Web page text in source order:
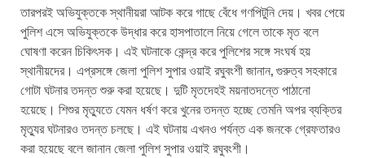
তারপরই অভিযুক্তকে স্থানীয়রা আটক করে গাছে বেঁধে গণপিটুনি দেয়। খবর পেয়ে
পুলিশ এসে অভিযুক্তকে উদ্ধার করে হাসপাতালে নিয়ে গেলে তাকে মৃত বলে
ঘোষণা করেন চিকিৎসক। এই ঘটনাকে কেন্দ্র করে পুলিশের সঙ্গে সংঘর্ষ হয়
স্থানীয়দের। এপ্রসঙ্গে জেলা পুলিশ সুপার ওয়াই রঘুবংশী জানান, গুরুত্ব সহকারে
গোটা ঘটনার তদন্ত শুরু করা হয়েছে। দুটি মৃতদেহই ময়নাতদন্তে পাঠানো
হয়েছে। শিশুর মৃত্যুতে যেমন ধর্ষণ করে খুনের তদন্ত হচ্ছে তেমনি অপর ব্যক্তির
মৃত্যুর ঘটনারও তদন্ত চলছে। এই ঘটনায় এখনও পর্যন্ত এক জনকে গ্রেফতারও
করা হয়েছে বলে জানান জেলা পুলিশ সুপার ওয়াই রঘুবংশী।